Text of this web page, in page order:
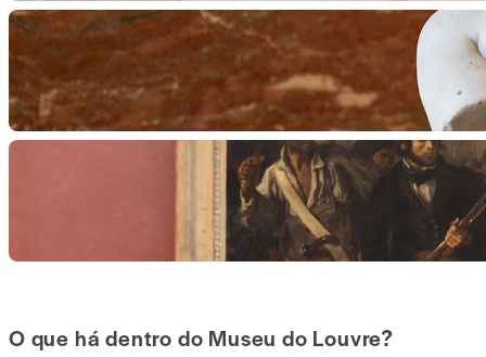
O que há dentro do Museu do Louvre?